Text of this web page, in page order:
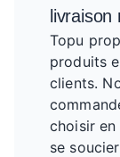
livraison
Topu
produits
clients.
choisir
se